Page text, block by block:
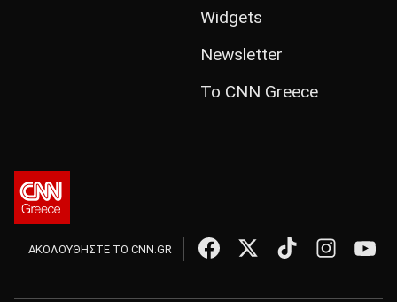
Widgets
Newsletter
Το CNN Greece
ΑΚΟΛΟΥΘΗΣΤΕ ΤΟ CNN.GR